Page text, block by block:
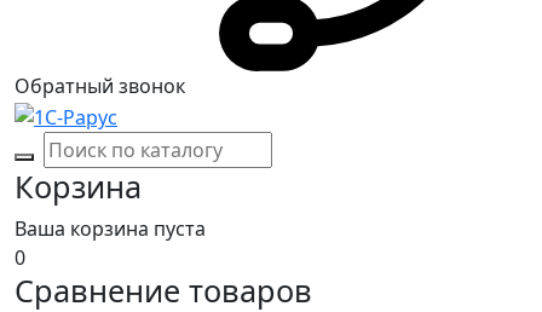
Обратный звонок
Корзина
Ваша корзина пуста
0
Сравнение товаров